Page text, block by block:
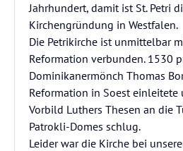
Jahrhundert, damit ist St. Petri
Kirchengründung in Westfalen.
Die Petrikirche ist unmittelbar
Reformation verbunden. 1530
Dominikanermönch Thomas
Reformation in Soest einleitete
Vorbild Luthers Thesen an die
Patrokli-Domes schlug.
Leider war die Kirche bei